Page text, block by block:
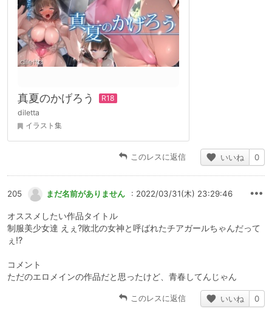
真夏のかげろう
diletta
イラスト集
このレスに返信 いいね 0
205 まだ名前がありません : 2022/03/31(木) 23:29:46
オススメしたい作品タイトル
制服美少女達 えぇ?敗北の女神と呼ばれたチアガールちゃんだって
ぇ!?
コメント
ただのエロメインの作品だと思ったけど、青春してんじゃん
このレスに返信 いいね 0